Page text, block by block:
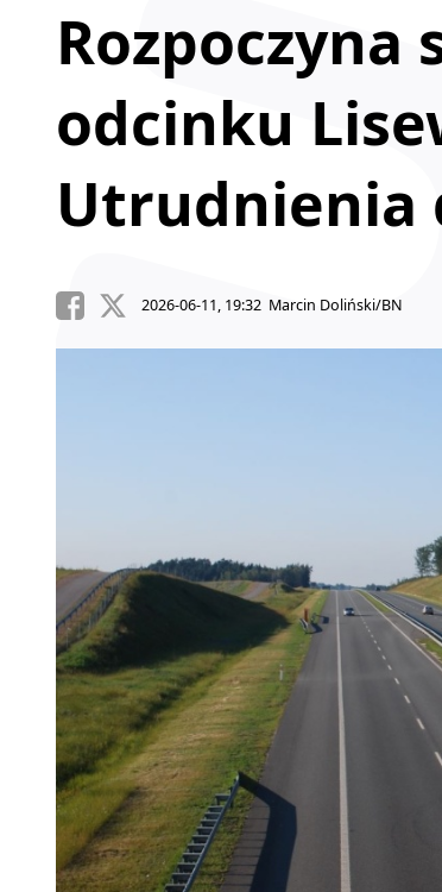
Rozpoczyna
odcinku
Utrudnienia
2026-06-11, 19:32 Marcin Doliński/BN